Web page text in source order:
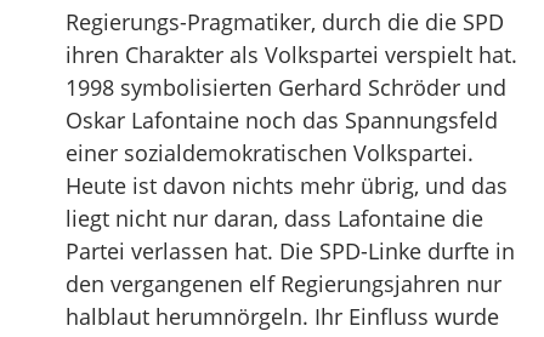
Regierungs-Pragmatiker, durch die die SPD
ihren Charakter als Volkspartei verspielt hat.
1998 symbolisierten Gerhard Schröder und
Oskar Lafontaine noch das Spannungsfeld
einer sozialdemokratischen Volkspartei.
Heute ist davon nichts mehr übrig, und das
liegt nicht nur daran, dass Lafontaine die
Partei verlassen hat. Die SPD-Linke durfte in
den vergangenen elf Regierungsjahren nur
halblaut herumnörgeln. Ihr Einfluss wurde